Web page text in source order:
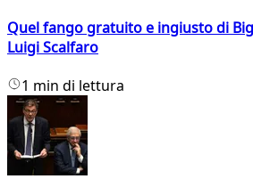
Quel fango gratuito e ingiusto di
Luigi Scalfaro
1 min di lettura